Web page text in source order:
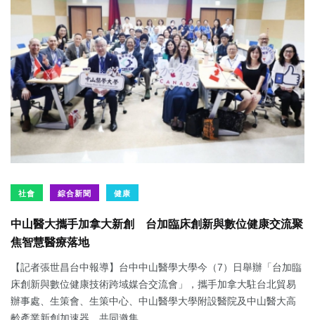
社會 綜合新聞 健康
中山醫大攜手加拿大新創 台加臨床創新與數位健康交流聚
焦智慧醫療落地
【記者張世昌台中報導】台中中山醫學大學今（7）日舉辦「台加臨
床創新與數位健康技術跨域媒合交流會」，攜手加拿大駐台北貿易
辦事處、生策會、生策中心、中山醫學大學附設醫院及中山醫大高